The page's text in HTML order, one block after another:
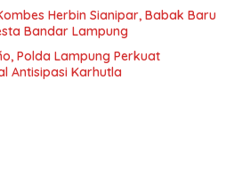
Herbin Sianipar, Babak Baru
Bandar Lampung
Polda Lampung Perkuat
Antisipasi Karhutla